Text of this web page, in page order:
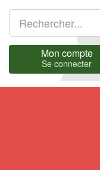
Mon compte
Se connecter